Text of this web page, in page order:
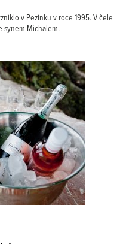
v Pezinku v roce 1995. V čele
synem Michalem.